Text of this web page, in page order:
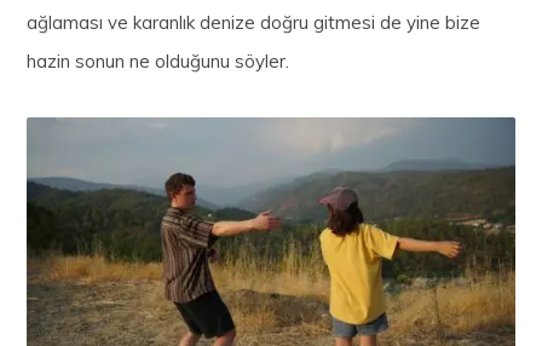
ağlaması ve karanlık denize doğru gitmesi de yine bize
hazin sonun ne olduğunu söyler.